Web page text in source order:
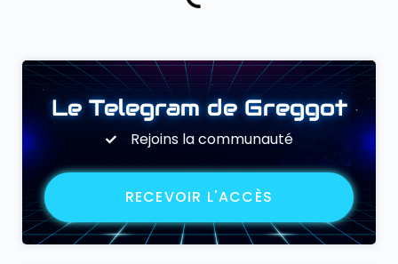
Le Telegram de Greggot
Rejoins la communauté
RECEVOIR L'ACCÈS